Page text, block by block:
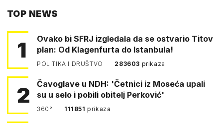
TOP NEWS
1
Ovako bi SFRJ izgledala da se ostvario Titov
plan: Od Klagenfurta do Istanbula!
POLITIKA I DRUŠTVO 283603 prikaza
2
Čavoglave u NDH: 'Četnici iz Moseća upali
su u selo i pobili obitelj Perković'
360° 111851prikaza